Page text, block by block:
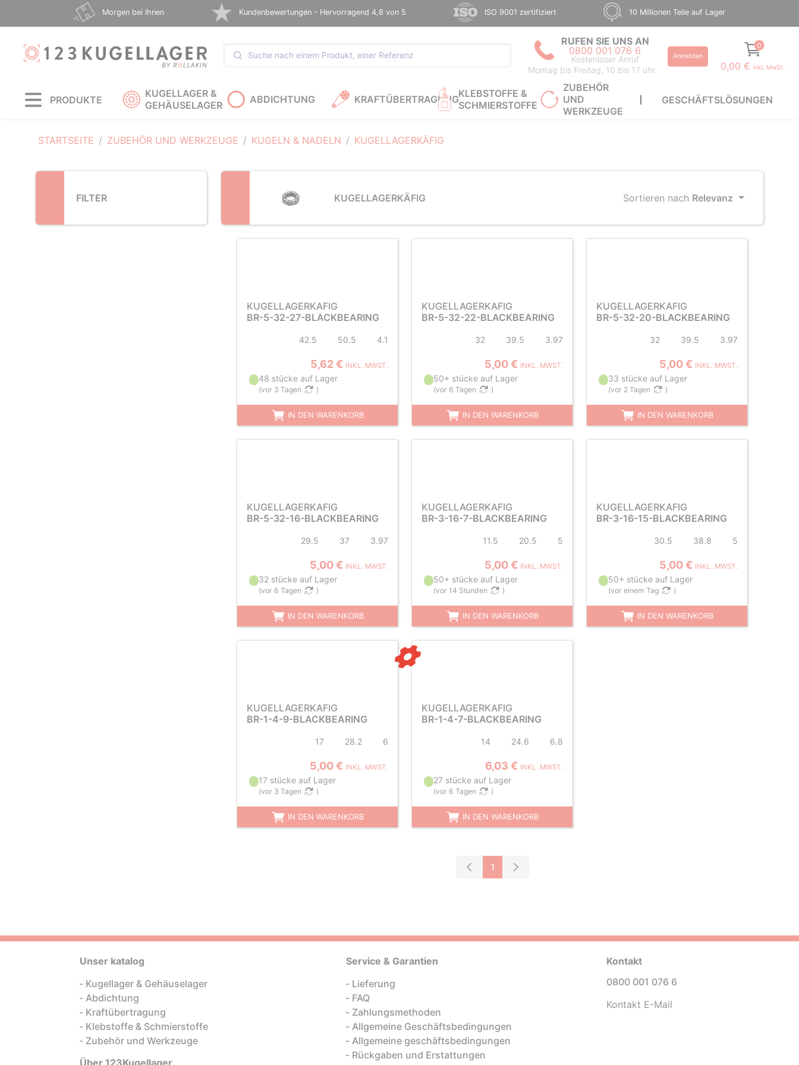
Morgen bei Ihnen Kundenbewertungen - Hervorragend 4,8 von 5 ISO 9001 zertifiziert 10 Millionen Teile auf Lager
RUFEN SIE UNS AN
0800 001 076 6
Kostenloser Anruf
Montag bis Freitag, 10 bis 17 uhr
Anmelden
0
0,00 € inkl. MwSt.
PRODUKTE
KUGELLAGER &
GEHÄUSELAGER
ABDICHTUNG KRAFTÜBERTRAGUNGKLEBSTOFFE &
SCHMIERSTOFFE
ZUBEHÖR
UND
WERKZEUGE
GESCHÄFTSLÖSUNGEN
STARTSEITE ZUBEHÖR UND WERKZEUGE KUGELN & NADELN KUGELLAGERKÄFIG
FILTER KUGELLAGERKÄFIG Sortieren nach Relevanz
KUGELLAGERKAFIG
BR-5-32-27-BLACKBEARING
42.5 50.5 4.1
5,62 € INKL. MWST.
48 stücke auf Lager
(vor 3 Tagen )
IN DEN WARENKORB
KUGELLAGERKAFIG
BR-5-32-22-BLACKBEARING
32 39.5 3.97
5,00 € INKL. MWST.
50+ stücke auf Lager
(vor 6 Tagen )
IN DEN WARENKORB
KUGELLAGERKAFIG
BR-5-32-20-BLACKBEARING
32 39.5 3.97
5,00 € INKL. MWST.
33 stücke auf Lager
(vor 2 Tagen )
IN DEN WARENKORB
KUGELLAGERKAFIG
BR-5-32-16-BLACKBEARING
29.5 37 3.97
5,00 € INKL. MWST.
32 stücke auf Lager
(vor 6 Tagen )
IN DEN WARENKORB
KUGELLAGERKAFIG
BR-3-16-7-BLACKBEARING
11.5 20.5 5
5,00 € INKL. MWST.
50+ stücke auf Lager
(vor 14 Stunden )
IN DEN WARENKORB
KUGELLAGERKAFIG
BR-3-16-15-BLACKBEARING
30.5 38.8 5
5,00 € INKL. MWST.
50+ stücke auf Lager
(vor einem Tag )
IN DEN WARENKORB
KUGELLAGERKAFIG
BR-1-4-9-BLACKBEARING
17 28.2 6
5,00 € INKL. MWST.
17 stücke auf Lager
(vor 3 Tagen )
IN DEN WARENKORB
KUGELLAGERKAFIG
BR-1-4-7-BLACKBEARING
14 24.6 6.8
6,03 € INKL. MWST.
27 stücke auf Lager
(vor 6 Tagen )
IN DEN WARENKORB
1
Unser katalog
Kugellager & Gehäuselager
Abdichtung
Kraftübertragung
Klebstoffe & Schmierstoffe
Zubehör und Werkzeuge
Über 123Kugellager
Service & Garantien
Lieferung
FAQ
Zahlungsmethoden
Allgemeine Geschäftsbedingungen
Allgemeine geschäftsbedingungen
Rückgaben und Erstattungen
Kontakt
0800 001 076 6
Kontakt E-Mail